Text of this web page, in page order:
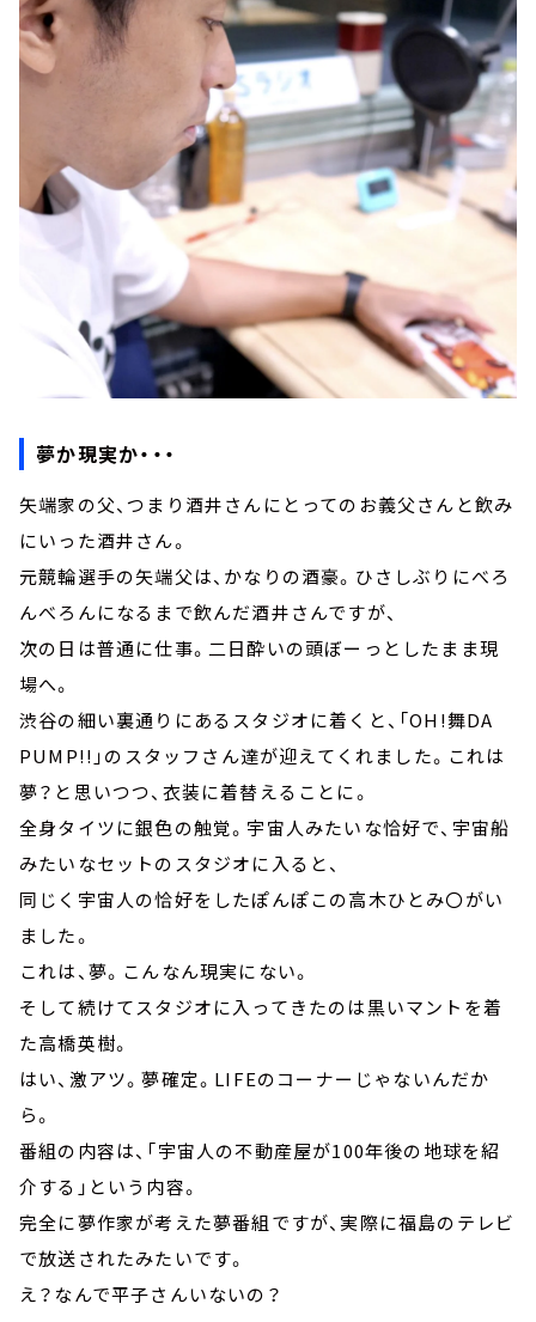
夢か現実か・・・
矢端家の父、つまり酒井さんにとってのお義父さんと飲み
にいった酒井さん。
元競輪選手の矢端父は、かなりの酒豪。ひさしぶりにべろ
んべろんになるまで飲んだ酒井さんですが、
次の日は普通に仕事。二日酔いの頭ぼーっとしたまま現
場へ。
渋谷の細い裏通りにあるスタジオに着くと、「OH!舞DA
PUMP!!」のスタッフさん達が迎えてくれました。これは
夢？と思いつつ、衣装に着替えることに。
全身タイツに銀色の触覚。宇宙人みたいな恰好で、宇宙船
みたいなセットのスタジオに入ると、
同じく宇宙人の恰好をしたぽんぽこの高木ひとみ〇がい
ました。
これは、夢。こんなん現実にない。
そして続けてスタジオに入ってきたのは黒いマントを着
た高橋英樹。
はい、激アツ。夢確定。LIFEのコーナーじゃないんだか
ら。
番組の内容は、「宇宙人の不動産屋が100年後の地球を紹
介する」という内容。
完全に夢作家が考えた夢番組ですが、実際に福島のテレビ
で放送されたみたいです。
え？なんで平子さんいないの？